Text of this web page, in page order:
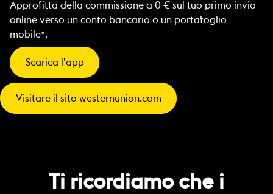
Approfitta della commissione a 0 € sul tuo primo invio
online verso un conto bancario o un portafoglio
mobile*.
Scarica l’app
Visitare il sito westernunion.com
Ti ricordiamo che i